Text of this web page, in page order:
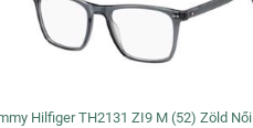
Hilfiger TH2131 ZI9 M (52) Zöld